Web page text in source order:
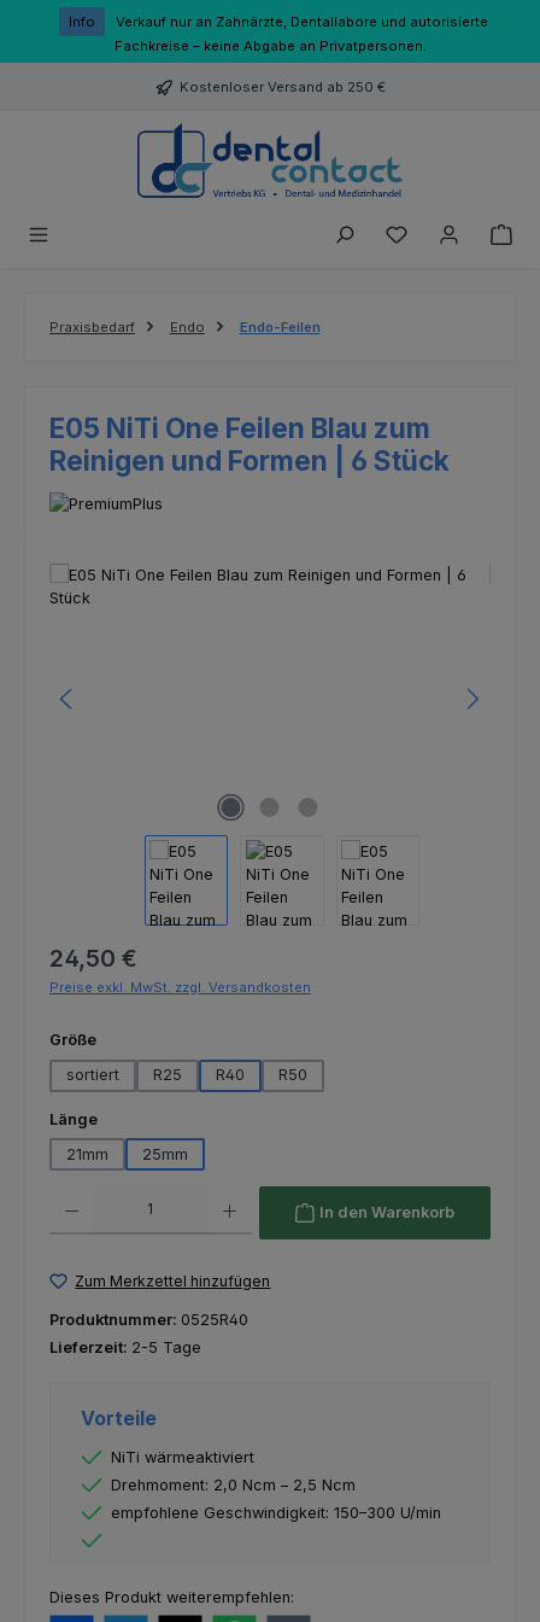
Zum Hauptinhalt springen
Info
Verkauf nur an Zahnärzte, Dentallabore und autorisierte
Fachkreise – keine Abgabe an Privatpersonen.
Kostenloser Versand ab 250 €
Du hast 0
Praxisbedarf Endo Endo-Feilen
E05 NiTi One Feilen Blau zum
Reinigen und Formen | 6 Stück
Bildergalerie überspringen
Regulärer Preis:
24,50 €
Preise exkl. MwSt. zzgl. Versandkosten
Größeauswählen
sortiert
R25 R40 R50
Längeauswählen
21mm
25mm
In den Warenkorb
Zum Merkzettel hinzufügen
Produktnummer: 0525R40
Lieferzeit: 2-5 Tage
Vorteile
NiTi wärmeaktiviert
Drehmoment: 2,0 Ncm – 2,5 Ncm
empfohlene Geschwindigkeit: 150–300 U/min
Dieses Produkt weiterempfehlen: